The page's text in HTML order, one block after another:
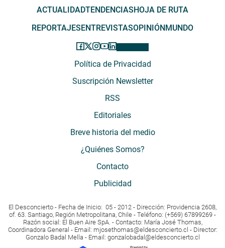
ACTUALIDADTENDENCIAS HOJA DE RUTA
REPORTAJES ENTREVISTASOPINIÓN MUNDO
Política de Privacidad
Suscripción Newsletter
RSS
Editoriales
Breve historia del medio
¿Quiénes Somos?
Contacto
Publicidad
El Desconcierto - Fecha de Inicio: 05 - 2012 - Dirección: Providencia 2608,
of. 63. Santiago, Región Metropolitana, Chile - Teléfono: (+569) 67899269 -
Razón social: El Buen Aire SpA. - Contacto: María José Thomas,
Coordinadora General - Email: mjosethomas@eldesconcierto.cl - Director:
Gonzalo Badal Mella - Email: gonzalobadal@eldesconcierto.cl